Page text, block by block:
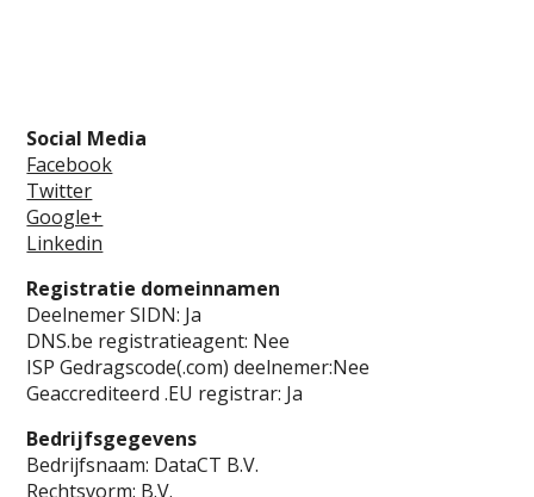
Social Media
Facebook
Twitter
Google+
Linkedin
Registratie domeinnamen
Deelnemer SIDN: Ja
DNS.be registratieagent: Nee
ISP Gedragscode(.com) deelnemer:Nee
Geaccrediteerd .EU registrar: Ja
Bedrijfsgegevens
Bedrijfsnaam: DataCT B.V.
Rechtsvorm: B.V.